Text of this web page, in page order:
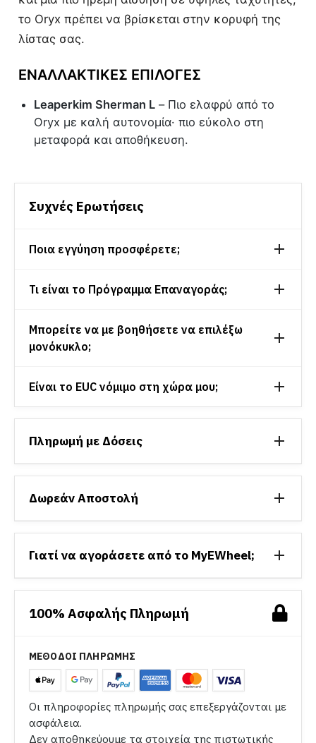
το Oryx πρέπει να βρίσκεται στην κορυφή της
λίστας σας.
ΕΝΑΛΛΑΚΤΙΚΈΣ ΕΠΙΛΟΓΈΣ
Leaperkim Sherman L – Πιο ελαφρύ από το
Oryx με καλή αυτονομία· πιο εύκολο στη
μεταφορά και αποθήκευση.
Συχνές Ερωτήσεις
Ποια εγγύηση προσφέρετε;
Τι είναι το Πρόγραμμα Επαναγοράς;
Μπορείτε να με βοηθήσετε να επιλέξω
μονόκυκλο;
Είναι το EUC νόμιμο στη χώρα μου;
Πληρωμή με Δόσεις
Δωρεάν Αποστολή
Γιατί να αγοράσετε από το MyEWheel;
100% Ασφαλής Πληρωμή
ΜΕΘΟΔΟΙ ΠΛΗΡΩΜΗΣ
Οι πληροφορίες πληρωμής σας επεξεργάζονται με
ασφάλεια.
Δεν αποθηκεύουμε τα στοιχεία της πιστωτικής